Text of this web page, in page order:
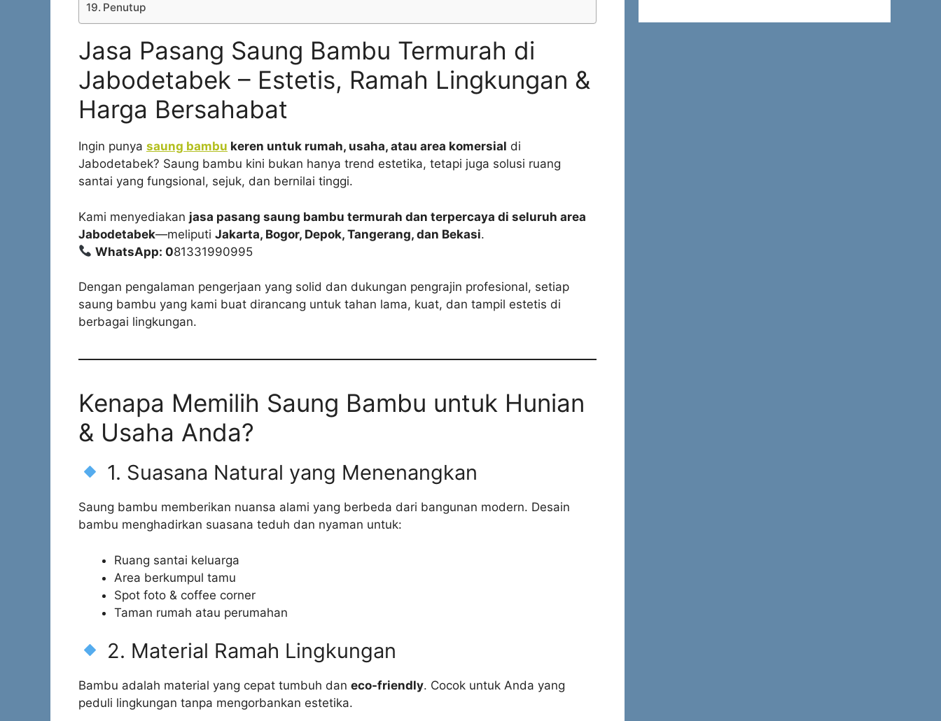
Penutup
Jasa Pasang Saung Bambu Termurah di
Jabodetabek – Estetis, Ramah Lingkungan &
Harga Bersahabat
Ingin punya saung bambu keren untuk rumah, usaha, atau area komersial di
Jabodetabek? Saung bambu kini bukan hanya trend estetika, tetapi juga solusi ruang
santai yang fungsional, sejuk, dan bernilai tinggi.
Kami menyediakan jasa pasang saung bambu termurah dan terpercaya di seluruh area
Jabodetabek—meliputi Jakarta, Bogor, Depok, Tangerang, dan Bekasi.
WhatsApp: 081331990995
Dengan pengalaman pengerjaan yang solid dan dukungan pengrajin profesional, setiap
saung bambu yang kami buat dirancang untuk tahan lama, kuat, dan tampil estetis di
berbagai lingkungan.
Kenapa Memilih Saung Bambu untuk Hunian
& Usaha Anda?
1. Suasana Natural yang Menenangkan
Saung bambu memberikan nuansa alami yang berbeda dari bangunan modern. Desain
bambu menghadirkan suasana teduh dan nyaman untuk:
Ruang santai keluarga
Area berkumpul tamu
Spot foto & coffee corner
Taman rumah atau perumahan
2. Material Ramah Lingkungan
Bambu adalah material yang cepat tumbuh dan eco-friendly. Cocok untuk Anda yang
peduli lingkungan tanpa mengorbankan estetika.